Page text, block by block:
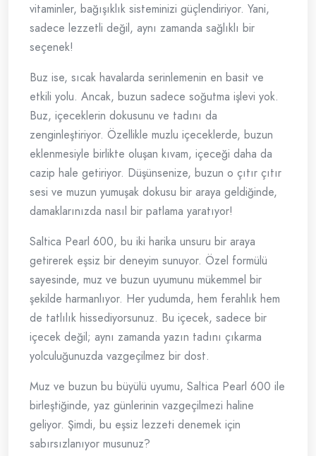
vitaminler, bağışıklık sisteminizi güçlendiriyor. Yani,
sadece lezzetli değil, aynı zamanda sağlıklı bir
seçenek!
Buz ise, sıcak havalarda serinlemenin en basit ve
etkili yolu. Ancak, buzun sadece soğutma işlevi yok.
Buz, içeceklerin dokusunu ve tadını da
zenginleştiriyor. Özellikle muzlu içeceklerde, buzun
eklenmesiyle birlikte oluşan kıvam, içeceği daha da
cazip hale getiriyor. Düşünsenize, buzun o çıtır çıtır
sesi ve muzun yumuşak dokusu bir araya geldiğinde,
damaklarınızda nasıl bir patlama yaratıyor!
Saltica Pearl 600, bu iki harika unsuru bir araya
getirerek eşsiz bir deneyim sunuyor. Özel formülü
sayesinde, muz ve buzun uyumunu mükemmel bir
şekilde harmanlıyor. Her yudumda, hem ferahlık hem
de tatlılık hissediyorsunuz. Bu içecek, sadece bir
içecek değil; aynı zamanda yazın tadını çıkarma
yolculuğunuzda vazgeçilmez bir dost.
Muz ve buzun bu büyülü uyumu, Saltica Pearl 600 ile
birleştiğinde, yaz günlerinin vazgeçilmezi haline
geliyor. Şimdi, bu eşsiz lezzeti denemek için
sabırsızlanıyor musunuz?